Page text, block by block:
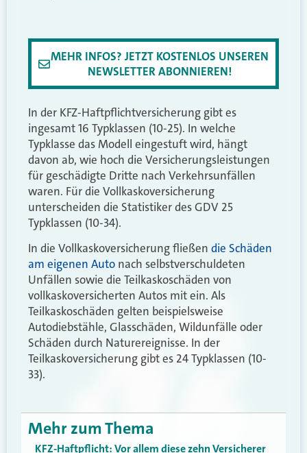
MEHR INFOS? JETZT KOSTENLOS UNSEREN
NEWSLETTER ABONNIEREN!
In der KFZ-Haftpflichtversicherung gibt es
ingesamt 16 Typklassen (10-25). In welche
Typklasse das Modell eingestuft wird, hängt
davon ab, wie hoch die Versicherungsleistungen
für geschädigte Dritte nach Verkehrsunfällen
waren. Für die Vollkaskoversicherung
unterscheiden die Statistiker des GDV 25
Typklassen (10-34).
In die Vollkaskoversicherung fließen die Schäden
am eigenen Auto nach selbstverschuldeten
Unfällen sowie die Teilkaskoschäden von
vollkaskoversicherten Autos mit ein. Als
Teilkaskoschäden gelten beispielsweise
Autodiebstähle, Glasschäden, Wildunfälle oder
Schäden durch Naturereignisse. In der
Teilkaskoversicherung gibt es 24 Typklassen (10-
33).
Mehr zum Thema
KFZ-Haftpflicht: Vor allem diese zehn Versicherer